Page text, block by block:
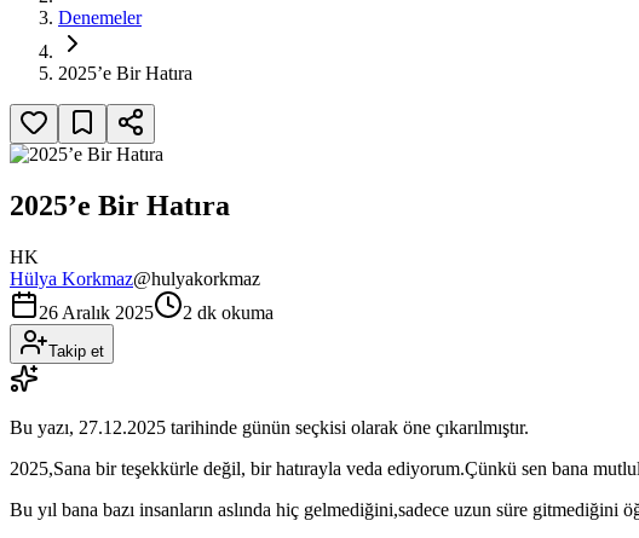
Denemeler
2025’e Bir Hatıra
2025’e Bir Hatıra
HK
Hülya Korkmaz@hulyakorkmaz
26 Aralık 2025
2 dk okuma
Takip et
Bu yazı, 27.12.2025 tarihinde günün seçkisi olarak öne çıkarılmıştır.
2025,Sana bir teşekkürle değil, bir hatırayla veda ediyorum.Çünkü sen bana
Bu yıl bana bazı insanların aslında hiç gelmediğini,sadece uzun süre